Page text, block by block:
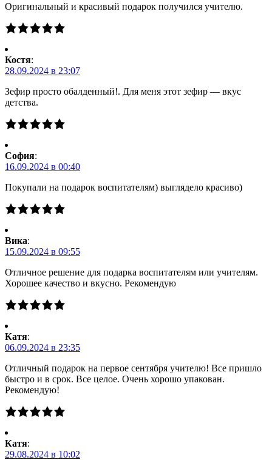
Оригинальный и красивый подарок получился учителю.
Костя:
28.09.2024 в 23:07
Зефир просто обалденный!. Для меня этот зефир — вкус
детства.
Cофия:
16.09.2024 в 00:40
Покупали на подарок воспитателям) выглядело красиво)
Вика:
15.09.2024 в 09:55
Отличное решение для подарка воспитателям или учителям.
Хорошее качество и вкусно. Рекомендую
Катя:
06.09.2024 в 23:35
Отличный подарок на первое сентября учителю! Все пришло
быстро и в срок. Все целое. Очень хорошо упакован.
Рекомендую!
Катя:
29.08.2024 в 10:02